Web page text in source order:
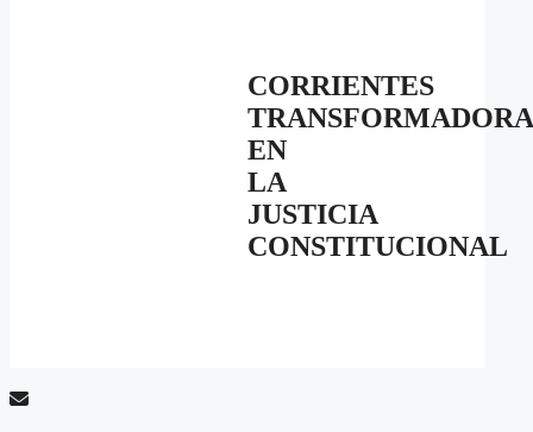
CORRIENTES
EN
LA
JUSTICIA
CONSTITUCIONAL